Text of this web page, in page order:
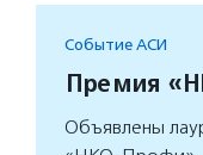
Событие АСИ
Премия
Объявлены